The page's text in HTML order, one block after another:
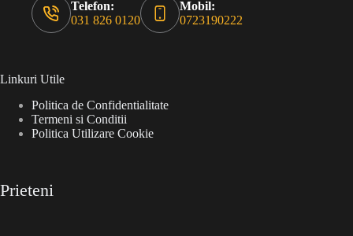
Telefon:
031 826 0120
Mobil:
0723190222
Linkuri Utile
Politica de Confidentialitate
Termeni si Conditii
Politica Utilizare Cookie
Prieteni